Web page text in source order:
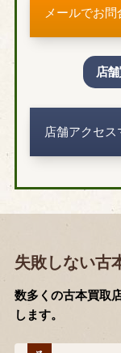
メールでお
店
店舗アクセス
失敗しない古
数多くの古本買取
します。